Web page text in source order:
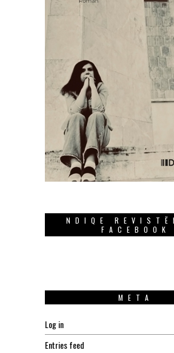
NDIQE
FACEBOOK
META
Log in
Entries feed